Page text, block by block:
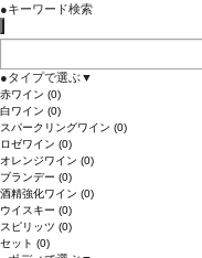
●キーワード検索
●タイプで選ぶ▼
赤ワイン (0)
白ワイン (0)
スパークリングワイン (0)
ロゼワイン (0)
オレンジワイン (0)
ブランデー (0)
酒精強化ワイン (0)
ウイスキー (0)
スピリッツ (0)
セット (0)